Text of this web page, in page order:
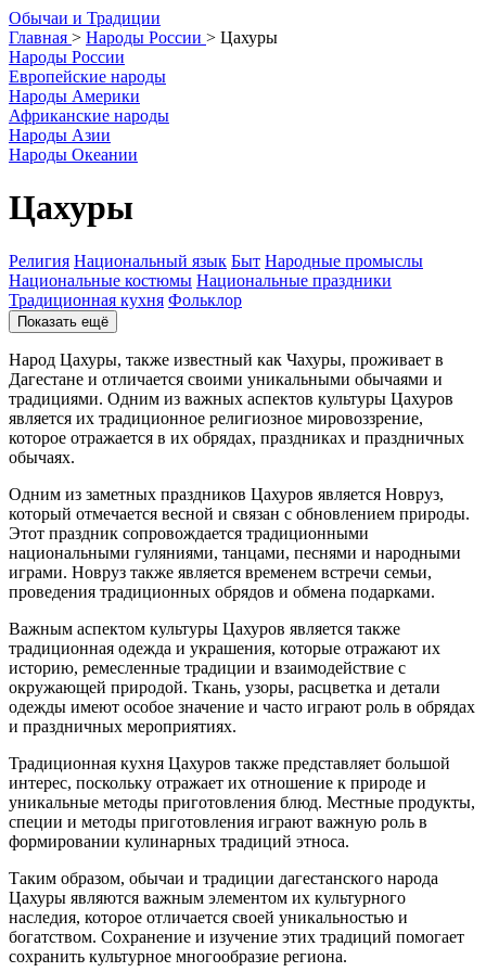
Обычаи и Традиции
Главная > Народы России > Цахуры
Народы России
Европейские народы
Народы Америки
Африканские народы
Народы Азии
Народы Океании
Цахуры
Религия Национальный язык Быт Народные промыслы
Национальные костюмы Национальные праздники
Традиционная кухня Фольклор
Показать ещё
Народ Цахуры, также известный как Чахуры, проживает в
Дагестане и отличается своими уникальными обычаями и
традициями. Одним из важных аспектов культуры Цахуров
является их традиционное религиозное мировоззрение,
которое отражается в их обрядах, праздниках и праздничных
обычаях.
Одним из заметных праздников Цахуров является Новруз,
который отмечается весной и связан с обновлением природы.
Этот праздник сопровождается традиционными
национальными гуляниями, танцами, песнями и народными
играми. Новруз также является временем встречи семьи,
проведения традиционных обрядов и обмена подарками.
Важным аспектом культуры Цахуров является также
традиционная одежда и украшения, которые отражают их
историю, ремесленные традиции и взаимодействие с
окружающей природой. Ткань, узоры, расцветка и детали
одежды имеют особое значение и часто играют роль в обрядах
и праздничных мероприятиях.
Традиционная кухня Цахуров также представляет большой
интерес, поскольку отражает их отношение к природе и
уникальные методы приготовления блюд. Местные продукты,
специи и методы приготовления играют важную роль в
формировании кулинарных традиций этноса.
Таким образом, обычаи и традиции дагестанского народа
Цахуры являются важным элементом их культурного
наследия, которое отличается своей уникальностью и
богатством. Сохранение и изучение этих традиций помогает
сохранить культурное многообразие региона.